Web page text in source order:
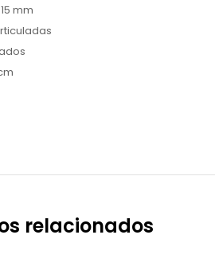
mm
relacionados